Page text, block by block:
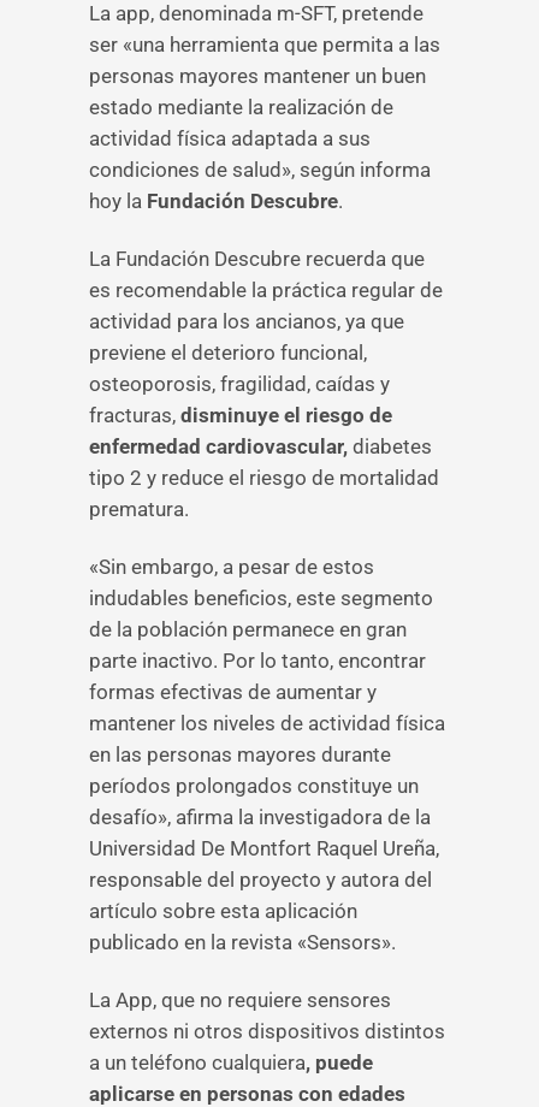
La app, denominada m-SFT, pretende
ser «una herramienta que permita a las
personas mayores mantener un buen
estado mediante la realización de
actividad física adaptada a sus
condiciones de salud», según informa
hoy la Fundación Descubre.
La Fundación Descubre recuerda que
es recomendable la práctica regular de
actividad para los ancianos, ya que
previene el deterioro funcional,
osteoporosis, fragilidad, caídas y
fracturas, disminuye el riesgo de
enfermedad cardiovascular, diabetes
tipo 2 y reduce el riesgo de mortalidad
prematura.
«Sin embargo, a pesar de estos
indudables beneficios, este segmento
de la población permanece en gran
parte inactivo. Por lo tanto, encontrar
formas efectivas de aumentar y
mantener los niveles de actividad física
en las personas mayores durante
períodos prolongados constituye un
desafío», afirma la investigadora de la
Universidad De Montfort Raquel Ureña,
responsable del proyecto y autora del
artículo sobre esta aplicación
publicado en la revista «Sensors».
La App, que no requiere sensores
externos ni otros dispositivos distintos
a un teléfono cualquiera, puede
aplicarse en personas con edades